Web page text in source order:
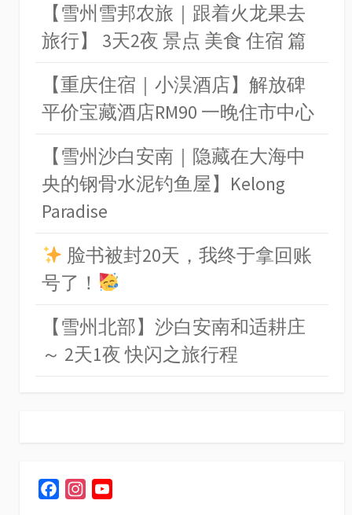
【雪州雪邦农旅｜跟着火龙果去
旅行】 3天2夜 景点 美食 住宿 篇
【重庆住宿｜小淏酒店】解放碑
平价宝藏酒店RM90 一晚住市中心
【雪州沙白安南｜隐藏在大海中
央的钢骨水泥钓鱼屋】Kelong
Paradise
脸书被封20天，我终于拿回账
号了！
【雪州北部】沙白安南和适耕庄
～ 2天1夜 快闪之旅行程